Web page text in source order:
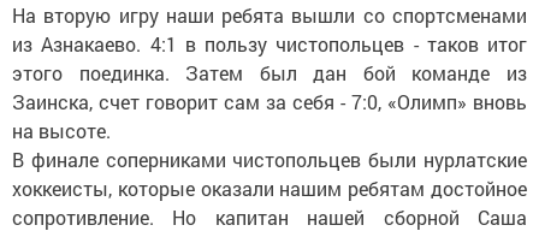
На вторую игру наши ребята вышли со спортсменами
из Азнакаево. 4:1 в пользу чистопольцев - таков итог
этого поединка. Затем был дан бой команде из
Заинска, счет говорит сам за себя - 7:0, «Олимп» вновь
на высоте.
В финале соперниками чис­топольцев были нурлатские
хоккеисты, которые оказали нашим ребятам достойное
сопротивление. Но капитан нашей сборной Саша